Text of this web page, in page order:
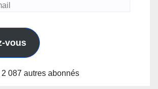
vous
087 autres abonnés